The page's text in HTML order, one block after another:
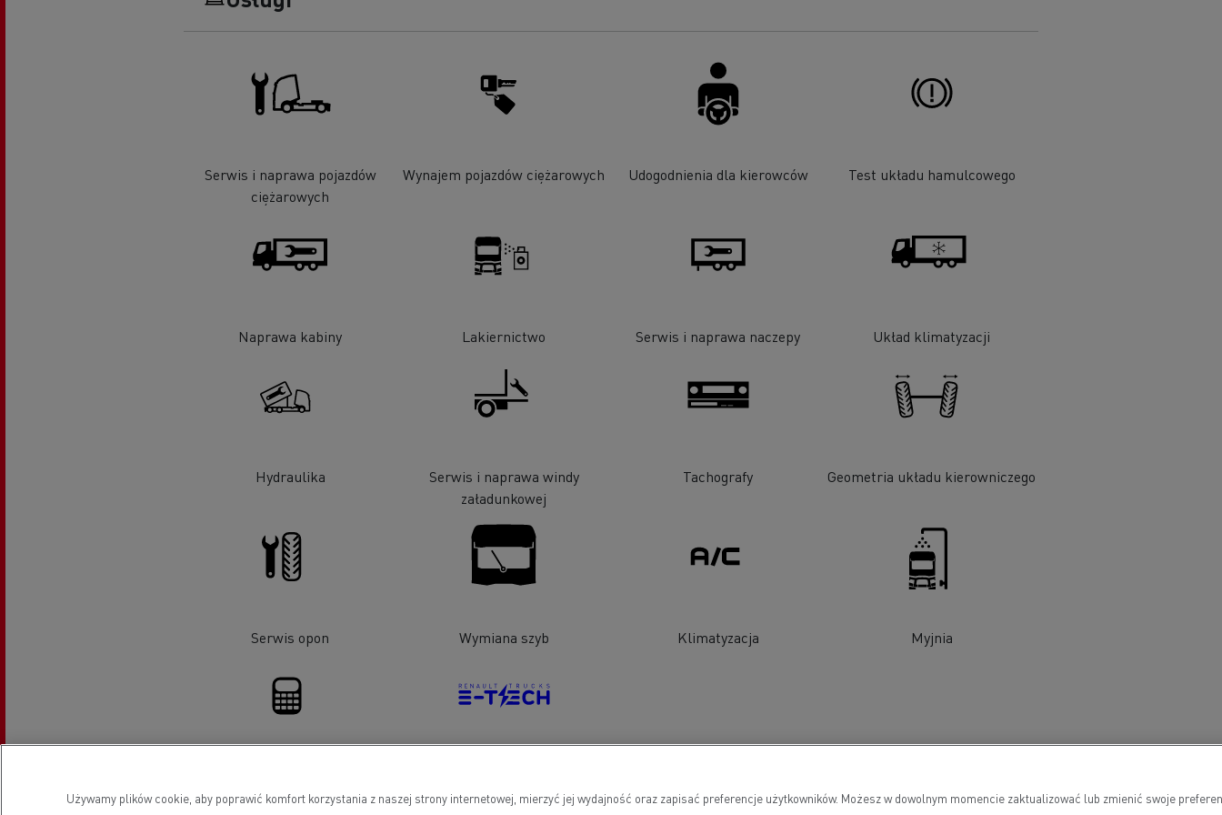
Serwis i naprawa pojazdów
ciężarowych
Wynajem pojazdów ciężarowych Udogodnienia dla kierowców Test układu hamulcowego
Naprawa kabiny Lakiernictwo Serwis i naprawa naczepy Układ klimatyzacji
Hydraulika
Serwis i naprawa windy
załadunkowej
Tachografy Geometria układu kierowniczego
Serwis opon Wymiana szyb Klimatyzacja Myjnia
Używamy plików cookie, aby poprawić komfort korzystania z naszej strony internetowej, mierzyć jej wydajność oraz zapisać preferencje użytkowników. Możesz w dowolnym momencie zaktualizować lub zmienić swoje